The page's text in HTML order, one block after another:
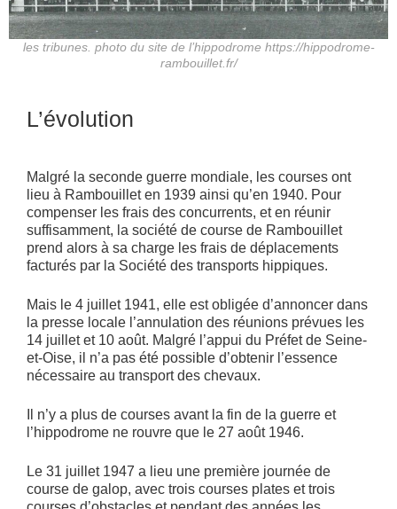
les tribunes. photo du site de l’hippodrome https://hippodrome-
rambouillet.fr/
L’évolution
Malgré la seconde guerre mondiale, les courses ont
lieu à Rambouillet en 1939 ainsi qu’en 1940. Pour
compenser les frais des concurrents, et en réunir
suffisamment, la société de course de Rambouillet
prend alors à sa charge les frais de déplacements
facturés par la Société des transports hippiques.
Mais le 4 juillet 1941, elle est obligée d’annoncer dans
la presse locale l’annulation des réunions prévues les
14 juillet et 10 août. Malgré l’appui du Préfet de Seine-
et-Oise, il n’a pas été possible d’obtenir l’essence
nécessaire au transport des chevaux.
Il n’y a plus de courses avant la fin de la guerre et
l’hippodrome ne rouvre que le 27 août 1946.
Le 31 juillet 1947 a lieu une première journée de
course de galop, avec trois courses plates et trois